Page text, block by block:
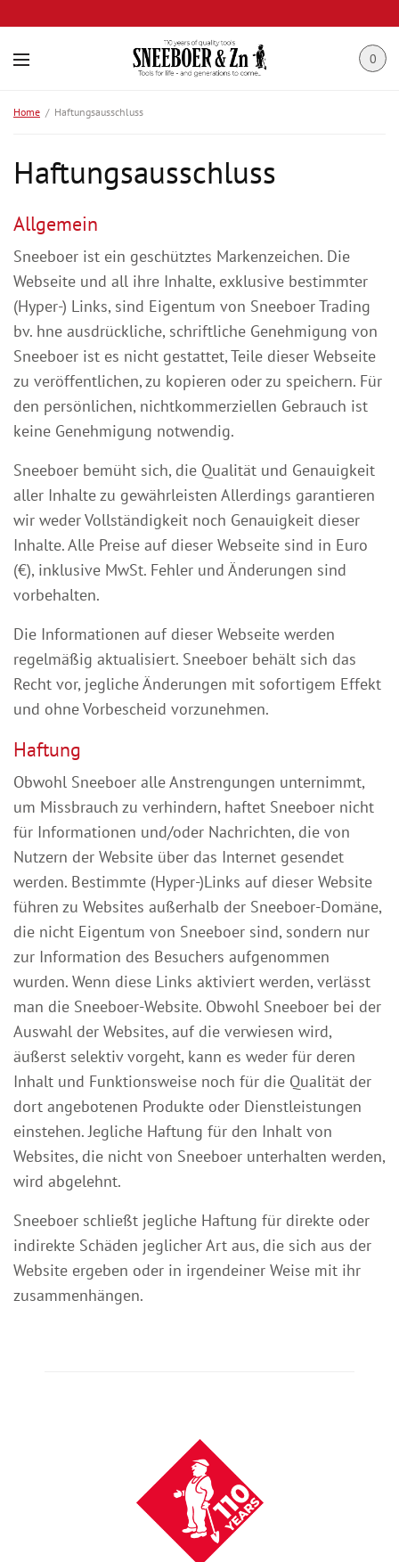
0
Home Haftungsausschluss
Haftungsausschluss
Allgemein
Sneeboer ist ein geschütztes Markenzeichen. Die
Webseite und all ihre Inhalte, exklusive bestimmter
(Hyper-) Links, sind Eigentum von Sneeboer Trading
bv. hne ausdrückliche, schriftliche Genehmigung von
Sneeboer ist es nicht gestattet, Teile dieser Webseite
zu veröffentlichen, zu kopieren oder zu speichern. Für
den persönlichen, nichtkommerziellen Gebrauch ist
keine Genehmigung notwendig.
Sneeboer bemüht sich, die Qualität und Genauigkeit
aller Inhalte zu gewährleisten Allerdings garantieren
wir weder Vollständigkeit noch Genauigkeit dieser
Inhalte. Alle Preise auf dieser Webseite sind in Euro
(€), inklusive MwSt. Fehler und Änderungen sind
vorbehalten.
Die Informationen auf dieser Webseite werden
regelmäßig aktualisiert. Sneeboer behält sich das
Recht vor, jegliche Änderungen mit sofortigem Effekt
und ohne Vorbescheid vorzunehmen.
Haftung
Obwohl Sneeboer alle Anstrengungen unternimmt,
um Missbrauch zu verhindern, haftet Sneeboer nicht
für Informationen und/oder Nachrichten, die von
Nutzern der Website über das Internet gesendet
werden. Bestimmte (Hyper-)Links auf dieser Website
führen zu Websites außerhalb der Sneeboer-Domäne,
die nicht Eigentum von Sneeboer sind, sondern nur
zur Information des Besuchers aufgenommen
wurden. Wenn diese Links aktiviert werden, verlässt
man die Sneeboer-Website. Obwohl Sneeboer bei der
Auswahl der Websites, auf die verwiesen wird,
äußerst selektiv vorgeht, kann es weder für deren
Inhalt und Funktionsweise noch für die Qualität der
dort angebotenen Produkte oder Dienstleistungen
einstehen. Jegliche Haftung für den Inhalt von
Websites, die nicht von Sneeboer unterhalten werden,
wird abgelehnt.
Sneeboer schließt jegliche Haftung für direkte oder
indirekte Schäden jeglicher Art aus, die sich aus der
Website ergeben oder in irgendeiner Weise mit ihr
zusammenhängen.